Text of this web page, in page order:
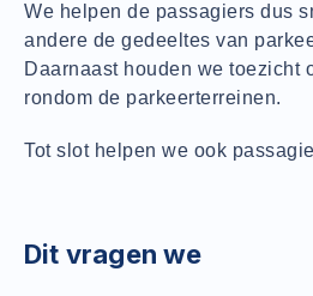
We helpen de passagiers dus
andere de gedeeltes van
Daarnaast houden we toezicht
rondom de parkeerterreinen.
Tot slot helpen we ook
Dit vragen we